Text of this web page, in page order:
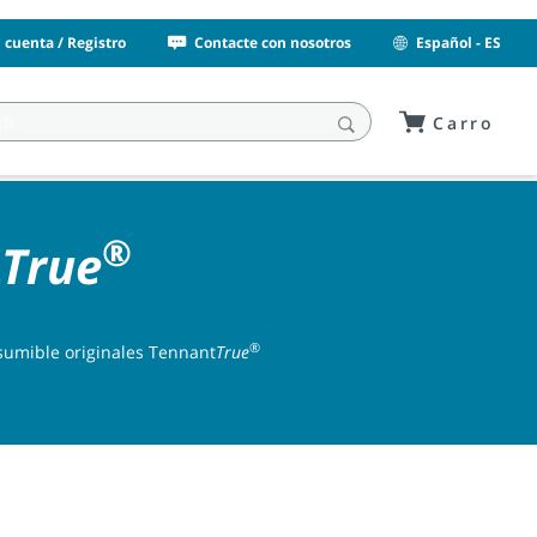
/ Registro Contacte con nosotros Español - ES
Carro
True®
originales TennantTrue®